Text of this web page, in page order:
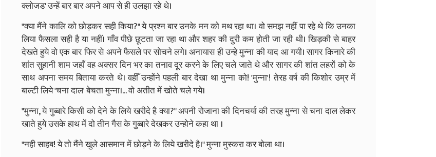
क्लोजड' उन्हें बार बार अपने आप से ही उलझा रहे थे।
"क्या मैंने कालि को छोड़कर सही किया?" ये प्रश्न बार उनके मन को मथ रहा था। वो समझ नहीं पा रहे थे कि उनका
लिया फैसला सही है या नहीं। गाँव पीछे छूटता जा रहा था और शहर की दुरी कम होती जा रही थी। खिड़की से बाहर
देखते हुये वो एक बार फिर से अपने फैसले पर सोचने लगे। अनायास ही उन्हे मुन्ना की याद आ गयी। सागर किनारे की
शांत सुहानी शाम जहाँ वह अक्सर दिन भर का तनाव दूर करने के लिए चले जाते थे और सागर की शांत लहरों को के
साथ अपना समय बिताया करते थे। वहीँ उन्होंने पहली बार देखा था मुन्ना को! 'मुन्ना'! तेरह वर्ष की किशोर उम्र में
बाल्टी लिये 'चना दाल' बेचता मुन्ना।... वो अतीत में खोते चले गये।
"मुन्ना, ये गुब्बारे किसी को देने के लिये खरीदे है क्या?" अपनी रोजाना की दिनचर्या की तरह मुन्ना से चना दाल लेकर
खाते हुये उसके हाथ में दो तीन गैस के गुब्बारे देखकर उन्होने कहा था ।
"नही साहब! ये तो मैंने खुले आसमान में छोड़ने के लिये खरीदे है।" मुन्ना मुस्करा कर बोला था।